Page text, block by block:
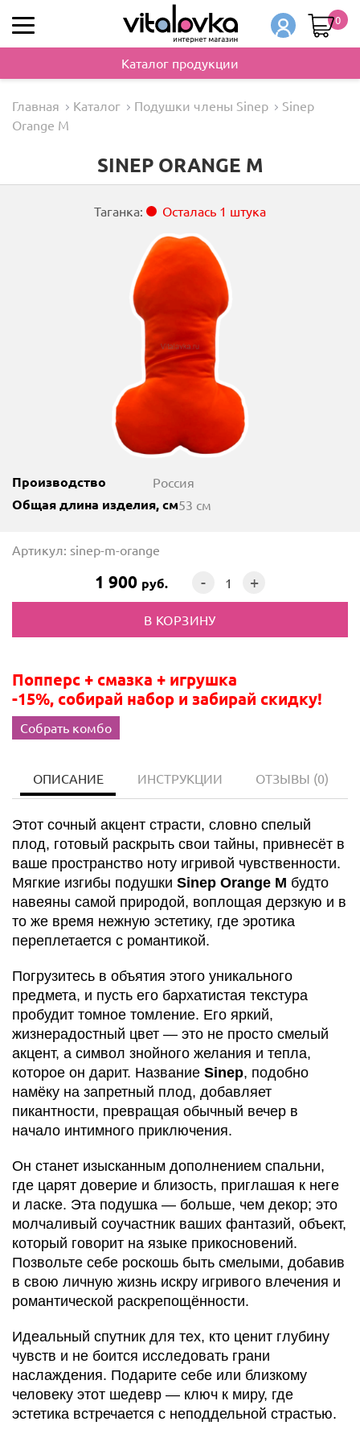
0
Каталог продукции
Главная Каталог Подушки члены Sinep
Sinep
Orange M
SINEP ORANGE M
Таганка: Осталась 1 штука
Производство Россия
Общая длина изделия, см53 см
Артикул: sinep-m-orange
1 900 руб. - +
Попперс + смазка + игрушка
-15%, собирай набор и забирай скидку!
Собрать комбо
ОПИСАНИЕ ИНСТРУКЦИИ ОТЗЫВЫ (0)
Этот сочный акцент страсти, словно спелый
плод, готовый раскрыть свои тайны, привнесёт в
ваше пространство ноту игривой чувственности.
Мягкие изгибы подушки Sinep Orange M будто
навеяны самой природой, воплощая дерзкую и в
то же время нежную эстетику, где эротика
переплетается с романтикой.
Погрузитесь в объятия этого уникального
предмета, и пусть его бархатистая текстура
пробудит томное томление. Его яркий,
жизнерадостный цвет — это не просто смелый
акцент, а символ знойного желания и тепла,
которое он дарит. Название Sinep, подобно
намёку на запретный плод, добавляет
пикантности, превращая обычный вечер в
начало интимного приключения.
Он станет изысканным дополнением спальни,
где царят доверие и близость, приглашая к неге
и ласке. Эта подушка — больше, чем декор; это
молчаливый соучастник ваших фантазий, объект,
который говорит на языке прикосновений.
Позвольте себе роскошь быть смелыми, добавив
в свою личную жизнь искру игривого влечения и
романтической раскрепощённости.
Идеальный спутник для тех, кто ценит глубину
чувств и не боится исследовать грани
наслаждения. Подарите себе или близкому
человеку этот шедевр — ключ к миру, где
эстетика встречается с неподдельной страстью.